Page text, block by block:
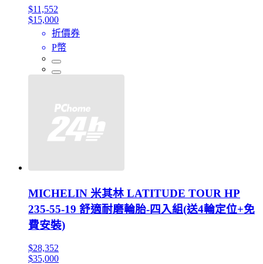
$11,552
$15,000
折價券
P幣
MICHELIN 米其林 LATITUDE TOUR HP
235-55-19 舒適耐磨輪胎-四入組(送4輪定位+免
費安裝)
$28,352
$35,000